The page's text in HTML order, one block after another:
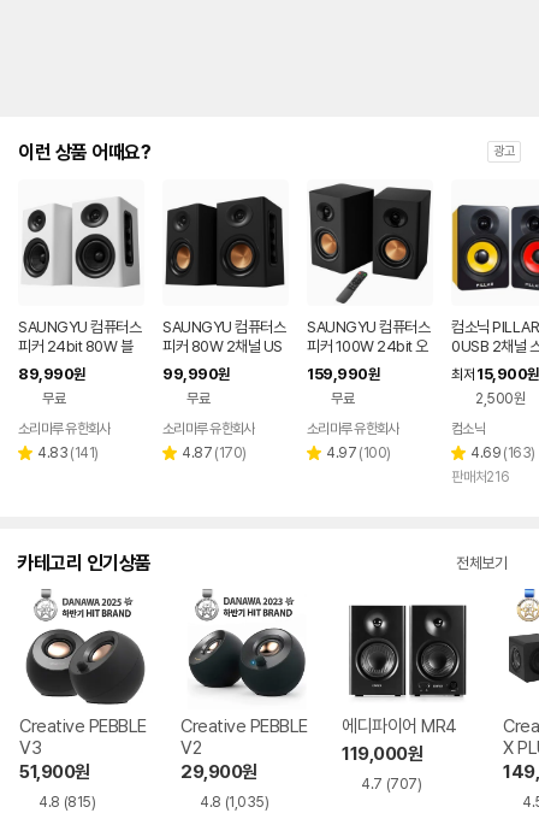
이런 상품 어때요? 광고
SAUNGYU 컴퓨터스
피커 24bit 80W 블
루투스 USB DAC AU
X 옵티컬 연결
89,990원
무료
소리마루 유한회사
별 4.83 리
(141)
SAUNGYU 컴퓨터스
피커 80W 2채널 US
B DAC 옵티컬 유선 연
결 블루투스 스피커
99,990원
무료
소리마루 유한회사
별 4.87 리
(170)
SAUNGYU 컴퓨터스
피커 100W 24bit 오
디오 2채널 PC 유선
블루투스 연결
159,990원
무료
소리마루 유한회사
별 4.97 리
(100)
컴소닉
0USB 2채널
최저 15,900원
2,500원
컴소닉
별
점
4.69 리
뷰
(163)
판매처216
카테고리 인기상품 전체보기
Creative PEBBLE
V3
51,900원
4.8 (815)
Creative PEBBLE
V2
29,900원
4.8 (1,035)
에디파이어 MR4
119,000원
4.7 (707)
X